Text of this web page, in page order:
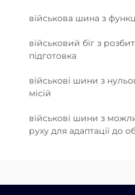
військова шина з
військовий біг з
підготовка
військові шини з
місій
військові шини з
руху для адаптації до